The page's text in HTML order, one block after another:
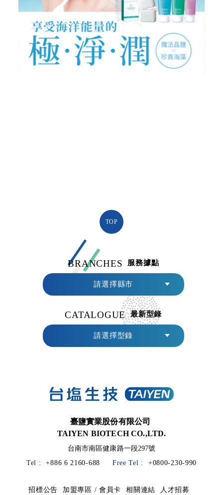
臺鹽實業股份有限公司
TAIYEN BIOTECH CO.,LTD.
台南市南區健康路一段297號
Tel :
+886 6 2160-688 Free Tel : +0800-230-990
招標公告 加盟專區 / 會員卡 相關連結 人才招募
BRANCHES 服務據點
請選擇縣市
CATALOGUE 最新型錄
請選擇型錄
TOP